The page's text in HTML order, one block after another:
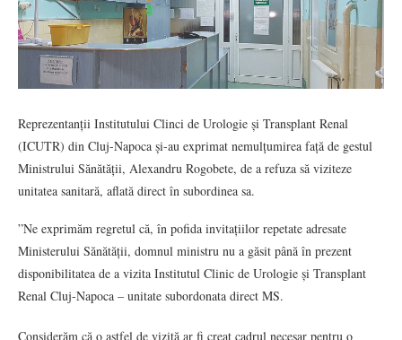
Reprezentanții Institutului Clinci de Urologie și Transplant Renal
(ICUTR) din Cluj-Napoca și-au exprimat nemulțumirea față de gestul
Ministrului Sănătății, Alexandru Rogobete, de a refuza să viziteze
unitatea sanitară, aflată direct în subordinea sa.
”Ne exprimăm regretul că, în pofida invitațiilor repetate adresate
Ministerului Sănătății, domnul ministru nu a găsit până în prezent
disponibilitatea de a vizita Institutul Clinic de Urologie și Transplant
Renal Cluj-Napoca – unitate subordonata direct MS.
Considerăm că o astfel de vizită ar fi creat cadrul necesar pentru o